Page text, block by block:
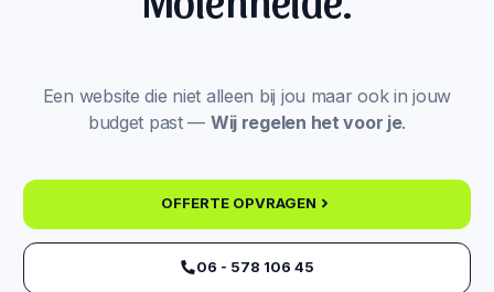
Een website die niet alleen bij jou maar ook in jouw
budget past — Wij regelen het voor je.
OFFERTE OPVRAGEN
‪06 - 578 106 45‬